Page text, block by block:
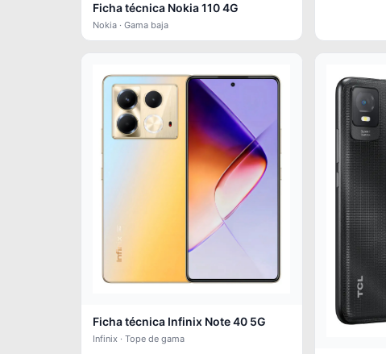
Ficha técnica Nokia 110 4G
Nokia · Gama baja
Ficha técnica Infinix Note 40 5G
Infinix · Tope de gama